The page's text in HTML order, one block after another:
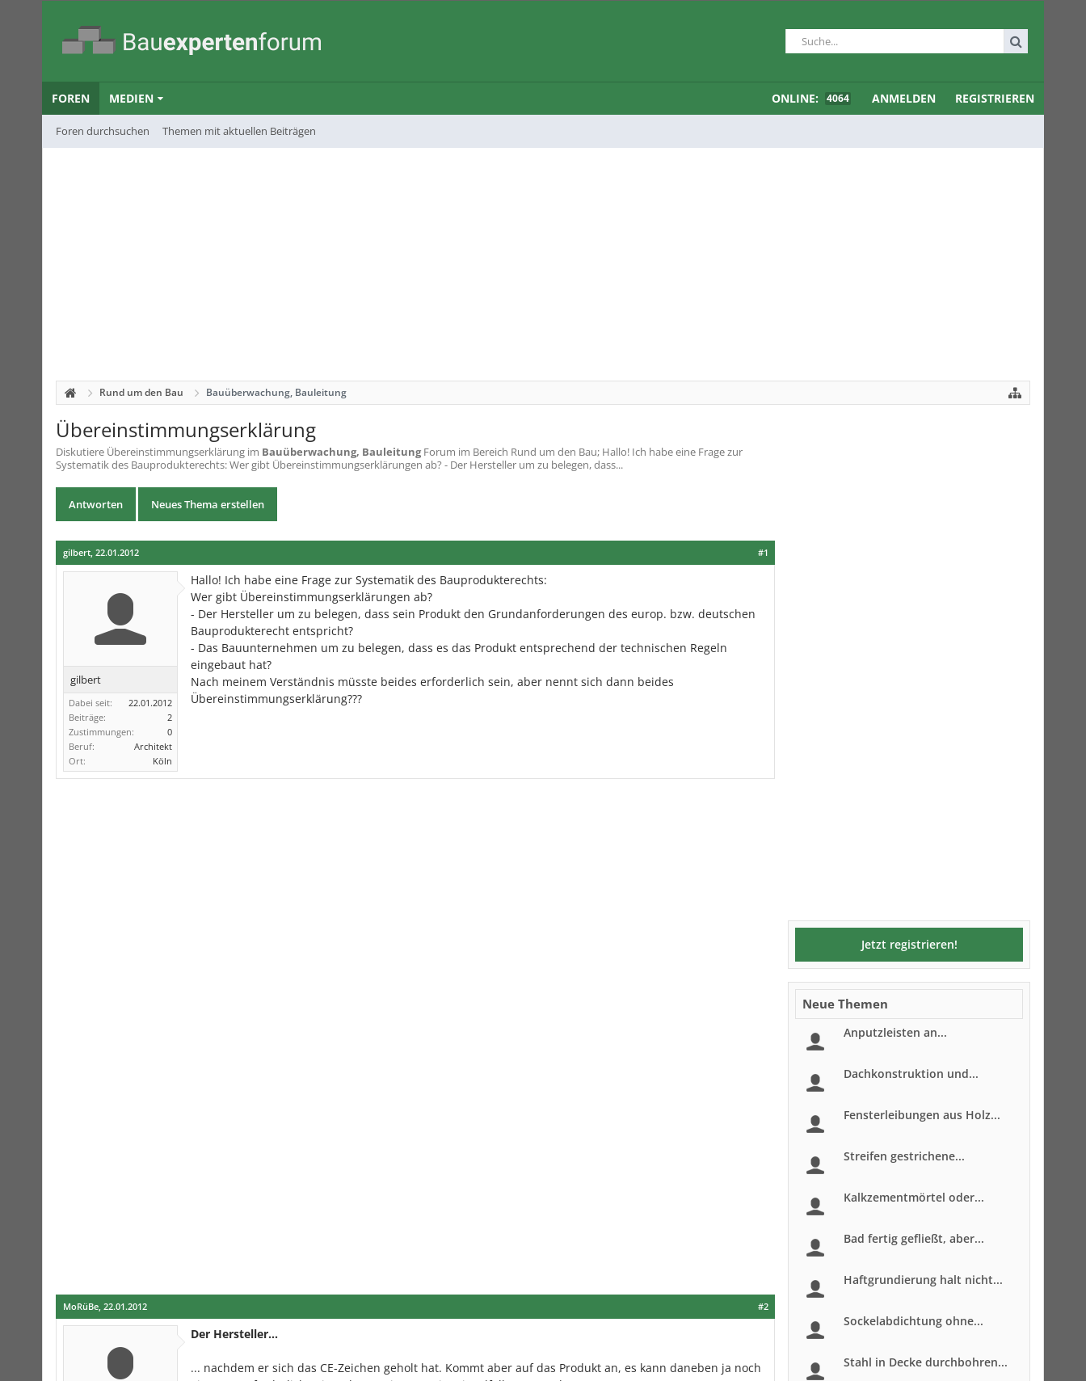
FOREN
Foren durchsuchen Themen mit aktuellen Beiträgen
MEDIEN ONLINE: 4064 ANMELDEN REGISTRIEREN
Rund um den Bau Bauüberwachung, Bauleitung
Übereinstimmungserklärung
Diskutiere Übereinstimmungserklärung im Bauüberwachung, Bauleitung Forum im Bereich Rund um den Bau; Hallo! Ich habe eine Frage zur
Systematik des Bauprodukterechts: Wer gibt Übereinstimmungserklärungen ab? - Der Hersteller um zu belegen, dass...
Antworten Neues Thema erstellen
#1
gilbert, 22.01.2012
gilbert
Dabei seit:
22.01.2012
Beiträge:
2
Zustimmungen:
0
Beruf:
Architekt
Ort:
Köln
Hallo! Ich habe eine Frage zur Systematik des Bauprodukterechts:
Wer gibt Übereinstimmungserklärungen ab?
- Der Hersteller um zu belegen, dass sein Produkt den Grundanforderungen des europ. bzw. deutschen
Bauprodukterecht entspricht?
- Das Bauunternehmen um zu belegen, dass es das Produkt entsprechend der technischen Regeln
eingebaut hat?
Nach meinem Verständnis müsste beides erforderlich sein, aber nennt sich dann beides
Übereinstimmungserklärung???
#2
MoRüBe, 22.01.2012
Der Hersteller...
... nachdem er sich das CE-Zeichen geholt hat. Kommt aber auf das Produkt an, es kann daneben ja noch
Jetzt registrieren!
Neue Themen
Anputzleisten an...
Dachkonstruktion und...
Fensterleibungen aus Holz...
Streifen gestrichene...
Kalkzementmörtel oder...
Bad fertig gefließt, aber...
Haftgrundierung halt nicht...
Sockelabdichtung ohne...
Stahl in Decke durchbohren...